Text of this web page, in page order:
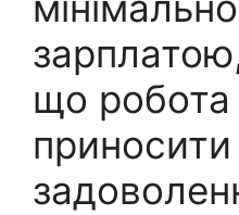
що робота
приносити